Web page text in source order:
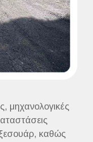
μηχανολογικές
καθώς